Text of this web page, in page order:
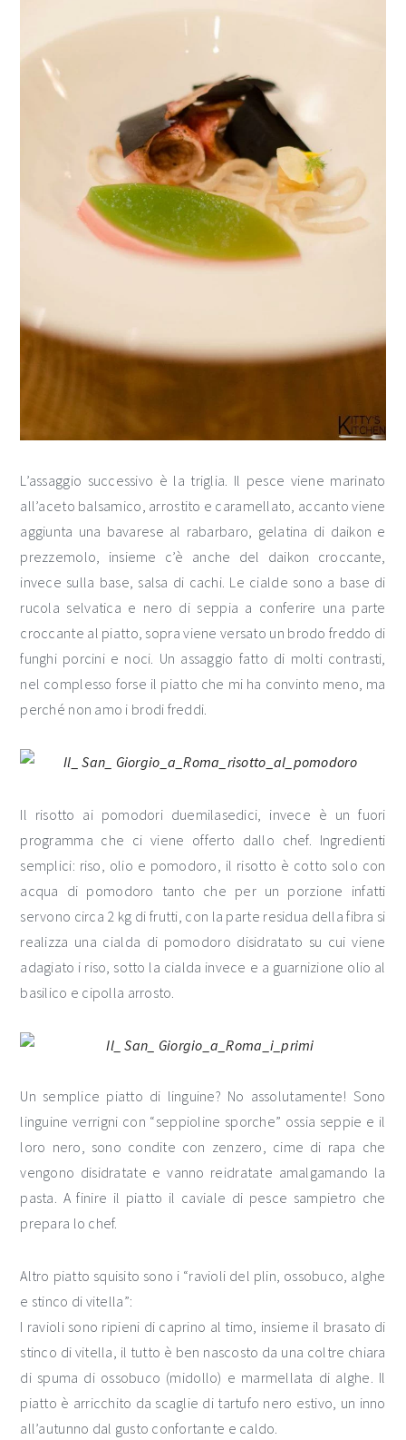
L’assaggio successivo è la triglia. Il pesce viene marinato
all’aceto balsamico, arrostito e caramellato, accanto viene
aggiunta una bavarese al rabarbaro, gelatina di daikon e
prezzemolo, insieme c’è anche del daikon croccante,
invece sulla base, salsa di cachi. Le cialde sono a base di
rucola selvatica e nero di seppia a conferire una parte
croccante al piatto, sopra viene versato un brodo freddo di
funghi porcini e noci. Un assaggio fatto di molti contrasti,
nel complesso forse il piatto che mi ha convinto meno, ma
perché non amo i brodi freddi.
Il risotto ai pomodori duemilasedici, invece è un fuori
programma che ci viene offerto dallo chef. Ingredienti
semplici: riso, olio e pomodoro, il risotto è cotto solo con
acqua di pomodoro tanto che per un porzione infatti
servono circa 2 kg di frutti, con la parte residua della fibra si
realizza una cialda di pomodoro disidratato su cui viene
adagiato i riso, sotto la cialda invece e a guarnizione olio al
basilico e cipolla arrosto.
Un semplice piatto di linguine? No assolutamente! Sono
linguine verrigni con “seppioline sporche” ossia seppie e il
loro nero, sono condite con zenzero, cime di rapa che
vengono disidratate e vanno reidratate amalgamando la
pasta. A finire il piatto il caviale di pesce sampietro che
prepara lo chef.
Altro piatto squisito sono i “ravioli del plin, ossobuco, alghe
e stinco di vitella”:
I ravioli sono ripieni di caprino al timo, insieme il brasato di
stinco di vitella, il tutto è ben nascosto da una coltre chiara
di spuma di ossobuco (midollo) e marmellata di alghe. Il
piatto è arricchito da scaglie di tartufo nero estivo, un inno
all’autunno dal gusto confortante e caldo.